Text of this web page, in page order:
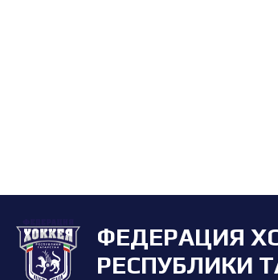
ФЕДЕРАЦИЯ
РЕСПУБЛИКИ